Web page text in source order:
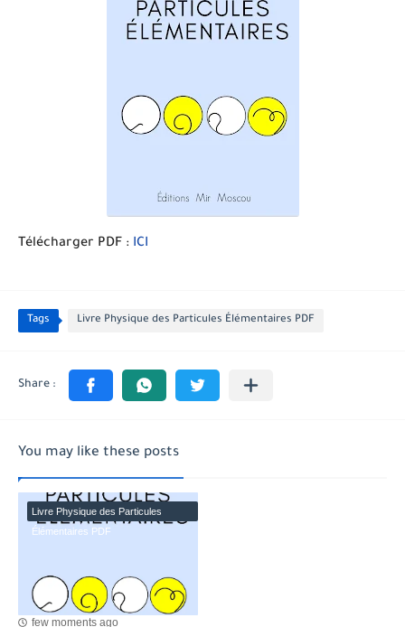
Télécharger PDF : ICI
Tags Livre Physique des Particules Élémentaires PDF
You may like these posts
Livre Physique des Particules
Élémentaires PDF
few moments ago